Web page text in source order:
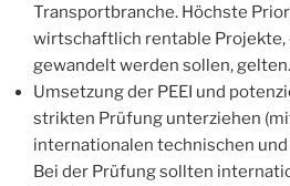
Transportbranche. Höchste
wirtschaftlich rentable Projekte,
gewandelt werden sollen, gelten.
Umsetzung der PEEI und
strikten Prüfung unterziehen
internationalen technischen
Bei der Prüfung sollten